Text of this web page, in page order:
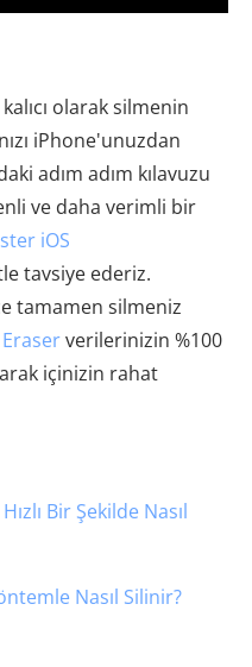
olarak silmenin
iPhone'unuzdan
adım adım kılavuzu
ve daha verimli bir
iOS
tavsiye ederiz.
tamamen silmeniz
verilerinizin %100
içinizin rahat
Bir Şekilde Nasıl
Nasıl Silinir?